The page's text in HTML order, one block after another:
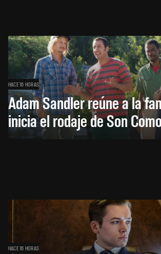
HACE 16 HORAS
Adam Sandler reúne a la
inicia el rodaje de Son
HACE 16 HORAS